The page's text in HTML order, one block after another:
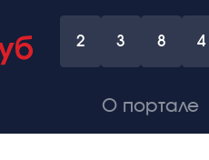
2 3 8 4
О портале